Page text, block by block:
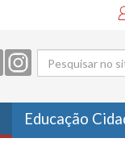
de
Educação